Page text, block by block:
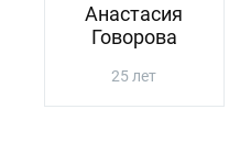
Анастасия
Говорова
25 лет